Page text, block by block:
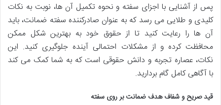
پس از آشنایی با اجزای سفته و نحوه تکمیل آن ها، نوبت به نکات
کلیدی و طلایی می رسد که به عنوان صادرکننده سفته ضمانت، باید
آن ها را رعایت کنید تا از حقوق خود به بهترین شکل ممکن
محافظت کرده و از مشکلات احتمالی آینده جلوگیری کنید. این
نکات، عصاره تجربه و دانش حقوقی است که به شما کمک می کند
با آگاهی کامل گام بردارید.
قید صریح و شفاف هدف ضمانت بر روی سفته